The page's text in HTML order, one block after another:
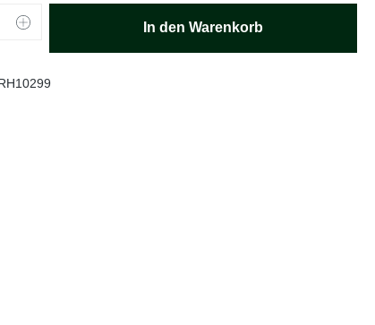
Gib den gewünschten Wert ein
In den Warenkorb